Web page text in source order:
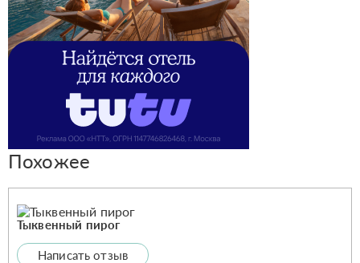
Похожее
Тыквенный пирог
Написать отзыв